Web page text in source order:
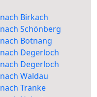
Birkach
Schönberg
Botnang
Degerloch
Degerloch
Waldau
Tränke